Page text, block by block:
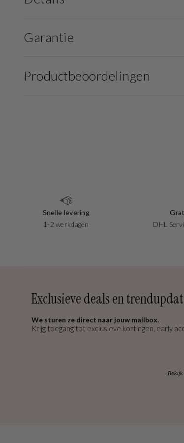
Garantie
Productbeoordelingen
Snelle levering
1-2 werkdagen
DHL
Exclusieve deals en
We sturen ze direct naar jouw mailbox.
Krijg toegang tot exclusieve kortingen, early
Bekijk